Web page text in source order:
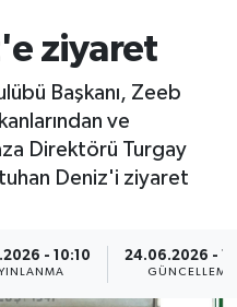
ziyaret
Başkanı, Zeeb
ve
Direktörü Turgay
Deniz'i ziyaret
- 10:10 24.06.2026 -
GÜNCELLEME
ve Fikstür